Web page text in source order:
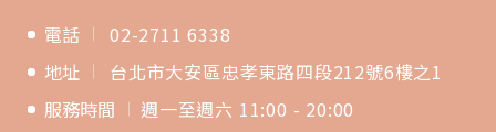
電話
02-2711 6338
地址
台北市大安區忠孝東路四段212號6樓之1
服務時間
週一至週六 11:00 - 20:00